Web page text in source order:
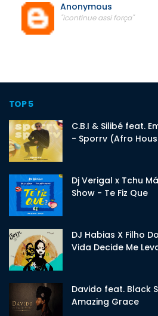
Anonymous
"icontinue assi força"
TOP 5
C.B.I & Silibé feat.
- Sporrv (Afro
Dj Verigal x Tchu
Show - Te Fiz Que
DJ Habias X Filho
Vida Decide Me
Davido feat. Black
Amazing Grace